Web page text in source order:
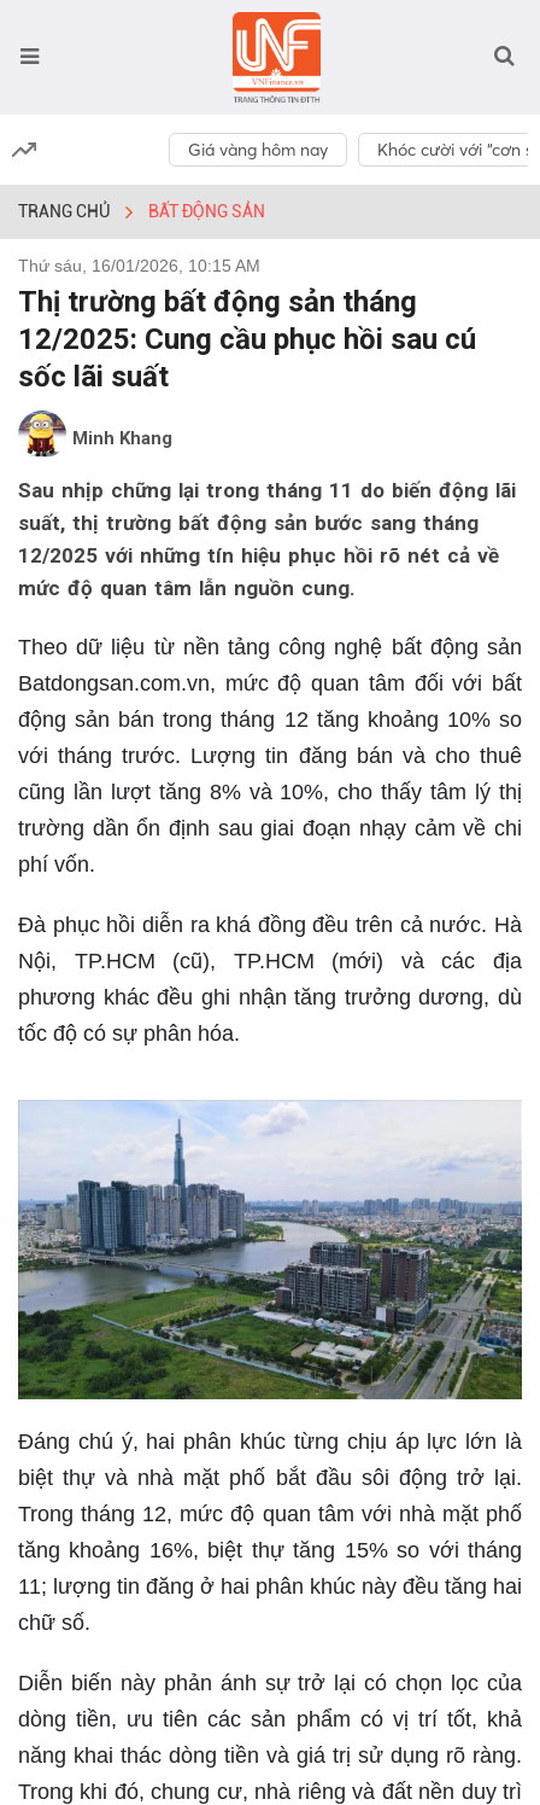
Giá vàng hôm nay Khóc cười với “cơn
TRANG CHỦ BẤT ĐỘNG SẢN
Thứ sáu, 16/01/2026, 10:15 AM
Thị trường bất động sản tháng
12/2025: Cung cầu phục hồi sau cú
sốc lãi suất
Minh Khang
Sau nhịp chững lại trong tháng 11 do biến động lãi
suất, thị trường bất động sản bước sang tháng
12/2025 với những tín hiệu phục hồi rõ nét cả về
mức độ quan tâm lẫn nguồn cung.
Theo dữ liệu từ nền tảng công nghệ bất động sản
Batdongsan.com.vn, mức độ quan tâm đối với bất
động sản bán trong tháng 12 tăng khoảng 10% so
với tháng trước. Lượng tin đăng bán và cho thuê
cũng lần lượt tăng 8% và 10%, cho thấy tâm lý thị
trường dần ổn định sau giai đoạn nhạy cảm về chi
phí vốn.
Đà phục hồi diễn ra khá đồng đều trên cả nước. Hà
Nội, TP.HCM (cũ), TP.HCM (mới) và các địa
phương khác đều ghi nhận tăng trưởng dương, dù
tốc độ có sự phân hóa.
Đáng chú ý, hai phân khúc từng chịu áp lực lớn là
biệt thự và nhà mặt phố bắt đầu sôi động trở lại.
Trong tháng 12, mức độ quan tâm với nhà mặt phố
tăng khoảng 16%, biệt thự tăng 15% so với tháng
11; lượng tin đăng ở hai phân khúc này đều tăng hai
chữ số.
Diễn biến này phản ánh sự trở lại có chọn lọc của
dòng tiền, ưu tiên các sản phẩm có vị trí tốt, khả
năng khai thác dòng tiền và giá trị sử dụng rõ ràng.
Trong khi đó, chung cư, nhà riêng và đất nền duy trì